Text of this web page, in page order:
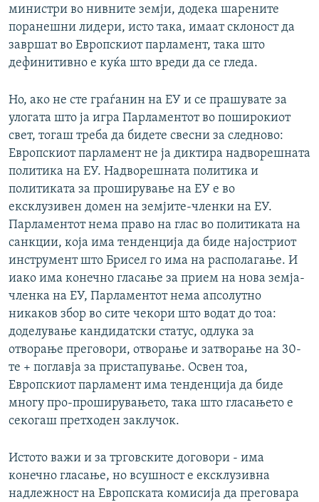
министри во нивните земји, додека шарените
поранешни лидери, исто така, имаат склоност да
завршат во Европскиот парламент, така што
дефинитивно е куќа што вреди да се гледа.
Но, ако не сте граѓанин на ЕУ и се прашувате за
улогата што ја игра Парламентот во поширокиот
свет, тогаш треба да бидете свесни за следново:
Европскиот парламент не ја диктира надворешната
политика на ЕУ. Надворешната политика и
политиката за проширување на ЕУ е во
ексклузивен домен на земјите-членки на ЕУ.
Парламентот нема право на глас во политиката на
санкции, која има тенденција да биде најостриот
инструмент што Брисел го има на располагање. И
иако има конечно гласање за прием на нова земја-
членка на ЕУ, Парламентот нема апсолутно
никаков збор во сите чекори што водат до тоа:
доделување кандидатски статус, одлука за
отворање преговори, отворање и затворање на 30-
те + поглавја за пристапување. Освен тоа,
Европскиот парламент има тенденција да биде
многу про-проширувањето, така што гласањето е
секогаш претходен заклучок.
Истото важи и за трговските договори - има
конечно гласање, но всушност е ексклузивна
надлежност на Европската комисија да преговара